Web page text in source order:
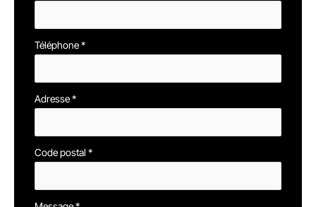
Téléphone*
Adresse*
Code postal *